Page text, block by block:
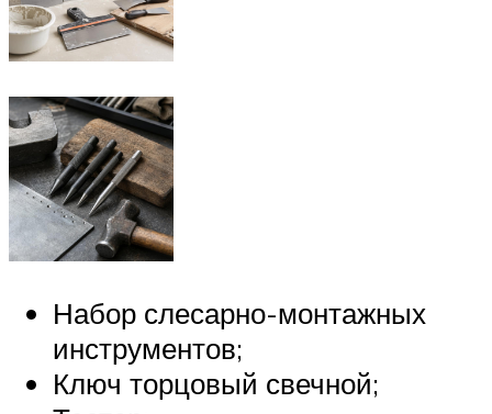
Набор слесарно-монтажных
инструментов;
Ключ торцовый свечной;